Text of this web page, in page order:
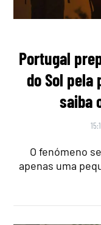
Portugal
do Sol pela
saiba
O fenómeno
apenas uma